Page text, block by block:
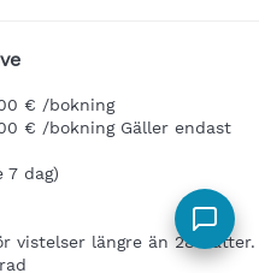
€ /bokning
€ /bokning Gäller endast
7 dag)
vistelser längre än 28 nätter.